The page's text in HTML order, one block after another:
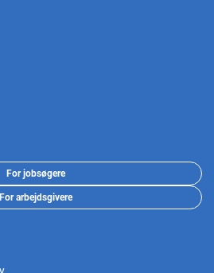
For jobsøgere
For arbejdsgivere